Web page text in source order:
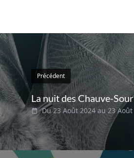
Précédent
La nuit des Chauve-
Du 23 Août 2024 au 23 Août